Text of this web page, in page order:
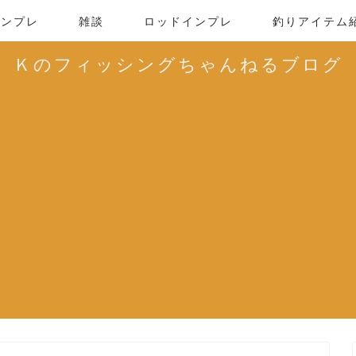
プレ 雑談 ロッドインプレ 釣りアイテム
Ｋのフィッシングちゃんねるブログ